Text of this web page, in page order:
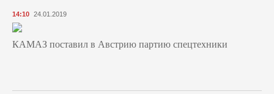
14:10 24.01.2019
КАМАЗ поставил в Австрию партию спецтехники